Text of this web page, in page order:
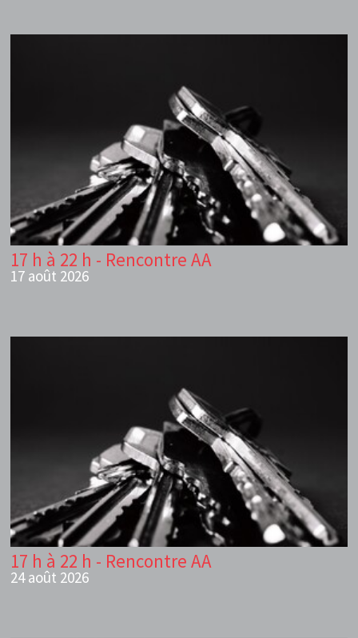
17 h à 22 h - Rencontre AA
17 août 2026
17 h à 22 h - Rencontre AA
24 août 2026